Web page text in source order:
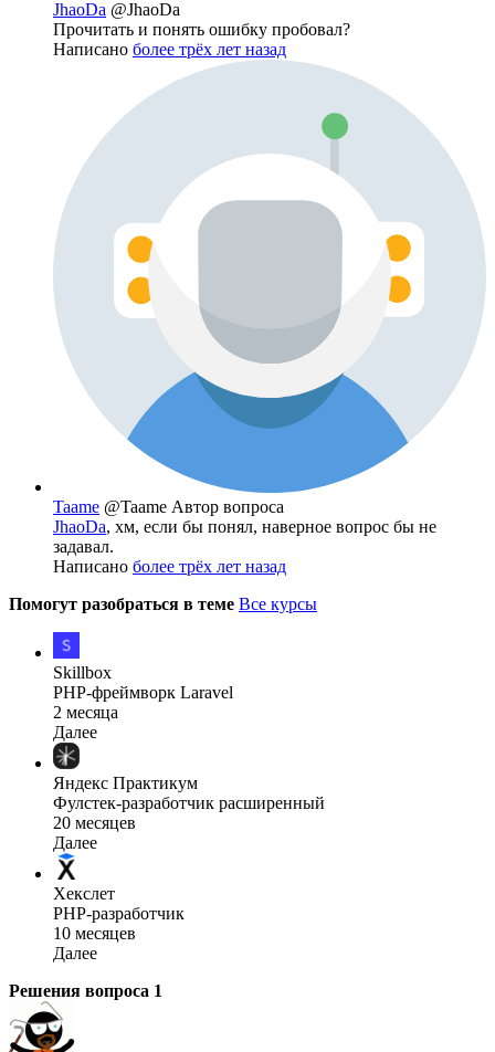
JhaoDa @JhaoDa
Прочитать и понять ошибку пробовал?
Написано более трёх лет назад
Taame @Taame Автор вопроса
JhaoDa, хм, если бы понял, наверное вопрос бы не
задавал.
Написано более трёх лет назад
Помогут разобраться в теме Все курсы
Skillbox
PHP-фреймворк Laravel
2 месяца
Далее
Яндекс Практикум
Фулстек-разработчик расширенный
20 месяцев
Далее
Хекслет
PHP-разработчик
10 месяцев
Далее
Решения вопроса 1